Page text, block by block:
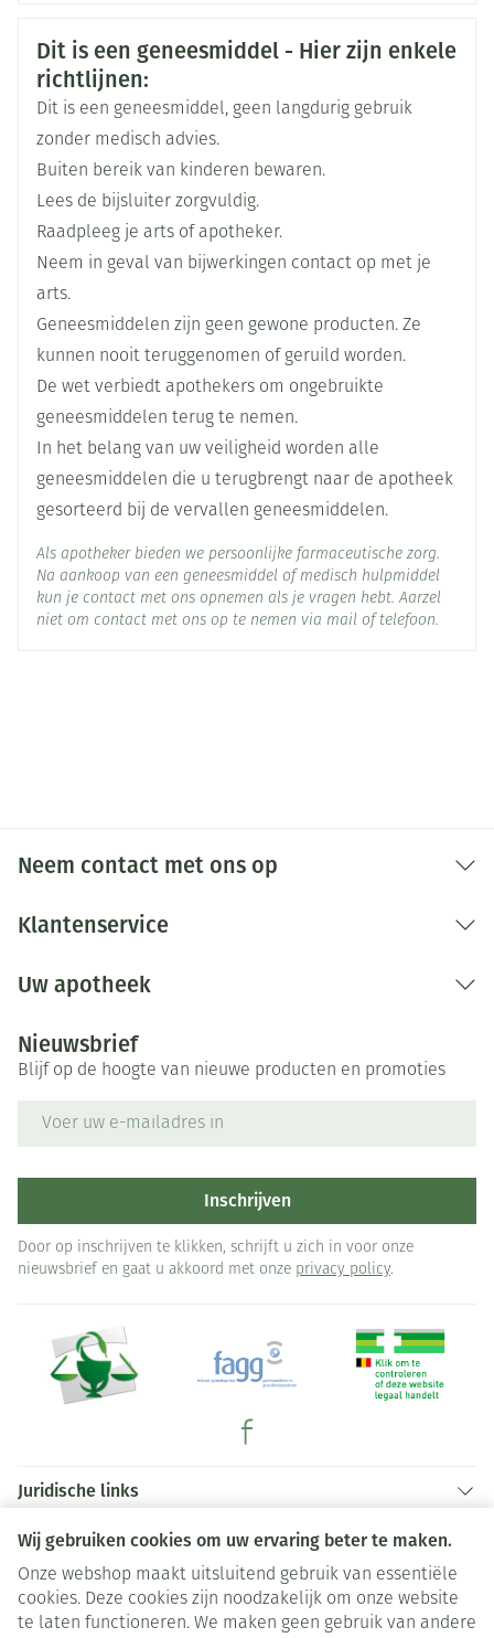
Wij gebruiken cookies om uw ervaring beter te maken.
Onze webshop maakt uitsluitend gebruik van essentiële
cookies. Deze cookies zijn noodzakelijk om onze website
te laten functioneren. We maken geen gebruik van andere
Organisaties
Merken Boiron
Breedte 15 mm
Lengte 65 mm
Diepte 15 mm
Hoeveelheid
4
Behoud Kamertemperatuur (15°C - 25°C)
Veiligheidsinformatie
Dit is een geneesmiddel - Hier zijn enkele
richtlijnen:
Dit is een geneesmiddel, geen langdurig gebruik
zonder medisch advies.
Buiten bereik van kinderen bewaren.
Lees de bijsluiter zorgvuldig.
Raadpleeg je arts of apotheker.
Neem in geval van bijwerkingen contact op met je
arts.
Geneesmiddelen zijn geen gewone producten. Ze
kunnen nooit teruggenomen of geruild worden.
De wet verbiedt apothekers om ongebruikte
geneesmiddelen terug te nemen.
In het belang van uw veiligheid worden alle
geneesmiddelen die u terugbrengt naar de apotheek
gesorteerd bij de vervallen geneesmiddelen.
Als apotheker bieden we persoonlijke farmaceutische zorg.
Na aankoop van een geneesmiddel of medisch hulpmiddel
kun je contact met ons opnemen als je vragen hebt. Aarzel
niet om contact met ons op te nemen via mail of telefoon.
Neem contact met ons op
Klantenservice
Uw apotheek
Nieuwsbrief
Blijf op de hoogte van nieuwe producten en promoties
Inschrijven
Door op inschrijven te klikken, schrijft u zich in voor onze
nieuwsbrief en gaat u akkoord met onze privacy policy.
Juridische links